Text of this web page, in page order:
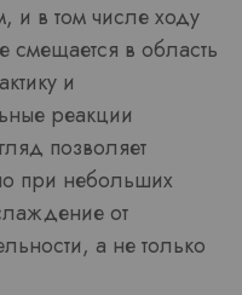
и в том числе ходу
смещается в область
и
реакции
позволяет
при небольших
от
а не только